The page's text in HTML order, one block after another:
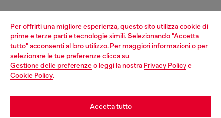
Per offrirti una migliore esperienza, questo sito utilizza cookie di
prime e terze parti e tecnologie simili. Selezionando "Accetta
tutto" acconsenti al loro utilizzo. Per maggiori informazioni o per
selezionare le tue preferenze clicca su
Gestione delle preferenzeo leggi la nostra Privacy Policye
Cookie Policy.
Accetta tutto
Country: IT Language: IT
Choose your location
You are currently browsing Italia website, but it seems you may
be based in United States